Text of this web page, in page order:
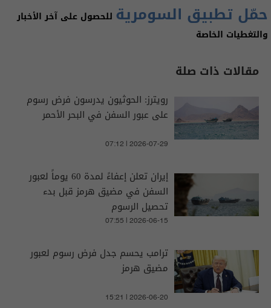
حمّل تطبيق السومرية للحصول على آخر الأخبار
والتغطيات الخاصة
مقالات ذات صلة
رويترز: الحوثيون يدرسون فرض رسوم
على عبور السفن في البحر الأحمر
07:12 | 2026-07-29
إيران تعلن إعفاءً لمدة 60 يوماً لعبور
السفن في مضيق هرمز قبل بدء
تحصيل الرسوم
07:55 | 2026-06-15
ترامب يحسم جدل فرض رسوم لعبور
مضيق هرمز
15:21 | 2026-06-20